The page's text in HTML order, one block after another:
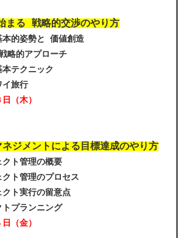
まる 戦略的交渉のやり方
的姿勢と 価値創造
略的アプローチ
テクニック
旅行
（木）
ジメントによる目標達成のやり方
ト管理の概要
ト管理のプロセス
ト実行の留意点
プランニング
（金）